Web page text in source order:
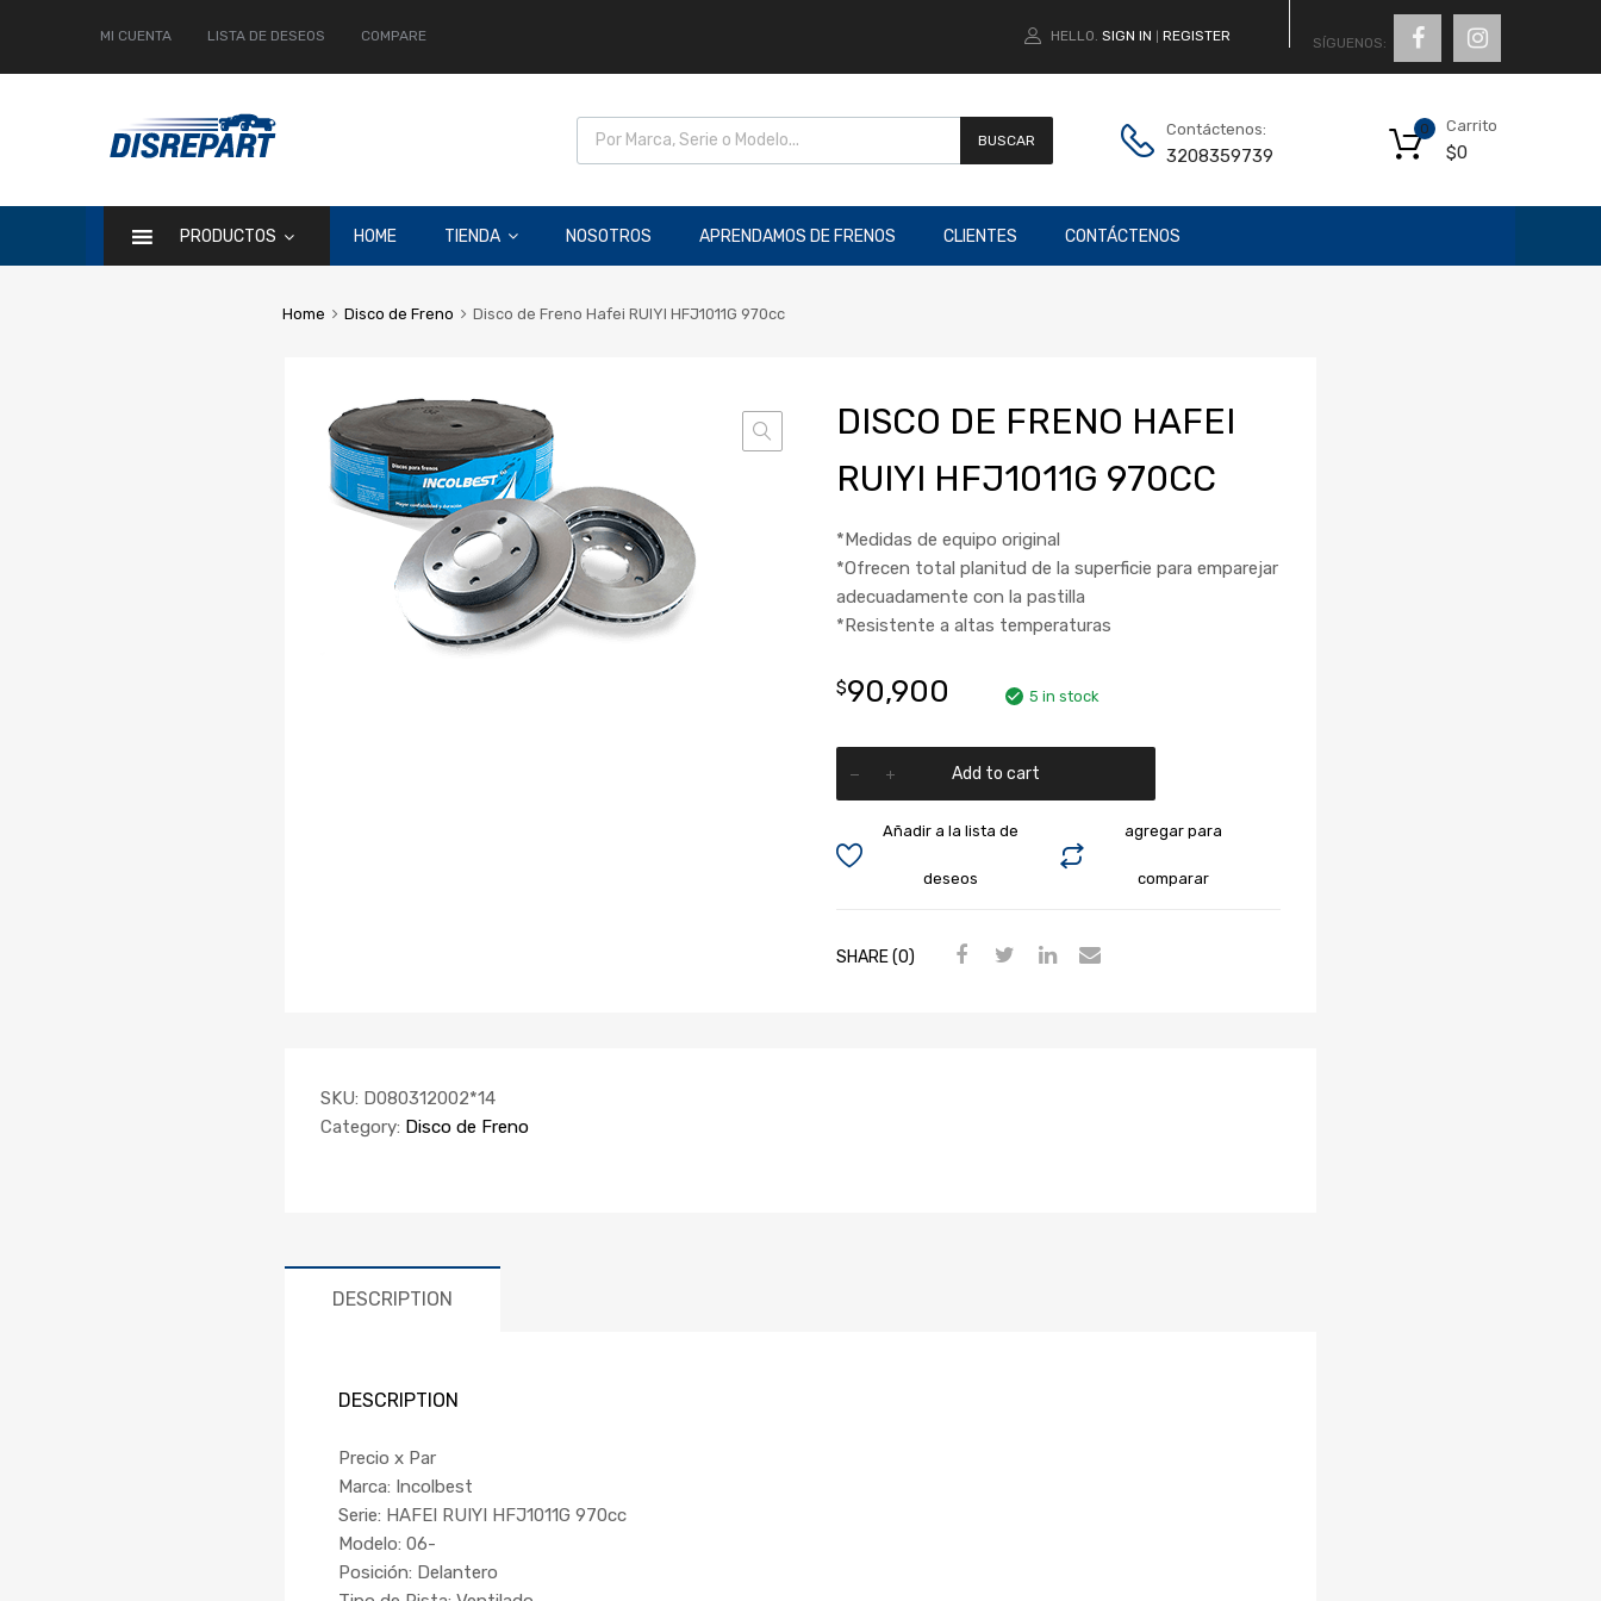
MI CUENTA LISTA DE DESEOS COMPARE HELLO. SIGN IN REGISTER SÍGUENOS:
BUSCAR
Contáctenos:
3208359739
Carrito
$0
0
PRODUCTOS HOME TIENDA NOSOTROS APRENDAMOS DE FRENOS CLIENTES CONTÁCTENOS
Home Disco de Freno Disco de Freno Hafei RUIYI HFJ1011G 970cc
DISCO DE FRENO HAFEI
RUIYI HFJ1011G 970CC
*Medidas de equipo original
*Ofrecen total planitud de la superficie para emparejar
adecuadamente con la pastilla
*Resistente a altas temperaturas
$90,900 5 in stock
Add to cart
agregar para
comparar
Añadir a la lista de
deseos
SHARE (0)
SKU: D080312002*14
Category: Disco de Freno
DESCRIPTION
DESCRIPTION
Precio x Par
Marca: Incolbest
Serie: HAFEI RUIYI HFJ1011G 970cc
Modelo: 06-
Posición: Delantero